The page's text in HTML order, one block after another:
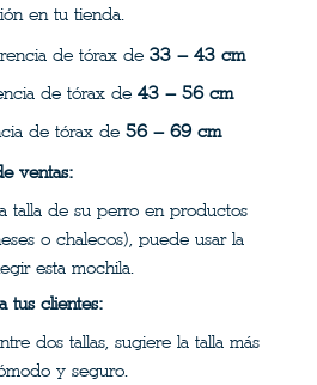
en tu tienda.
de tórax de 33 – 43 cm
de tórax de 43 – 56 cm
de tórax de 56 – 69 cm
ventas:
talla de su perro en productos
o chalecos), puede usar la
esta mochila.
tus clientes:
dos tallas, sugiere la talla más
y seguro.